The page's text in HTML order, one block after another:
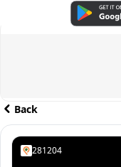
Back
281204